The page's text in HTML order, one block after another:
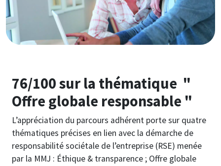
76/100 sur la thématique "
Offre globale responsable "
L’appréciation du parcours adhérent porte sur quatre
thématiques précises en lien avec la démarche de
responsabilité sociétale de l’entreprise (RSE) menée
par la MMJ : Éthique & transparence ; Offre globale